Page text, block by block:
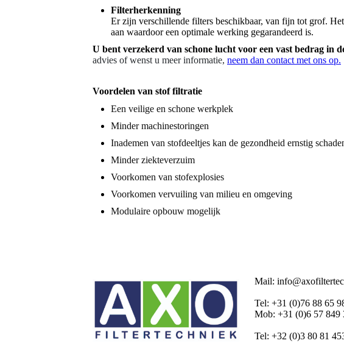
Filterherkenning
Er zijn verschillende filters beschikbaar, van fijn tot grof.
aan waardoor een optimale werking gegarandeerd is.
U bent verzekerd van schone lucht voor een vast bedrag in
advies of wenst u meer informatie, neem dan contact met ons op.
Voordelen van stof filtratie
Een veilige en schone werkplek
Minder machinestoringen
Inademen van stofdeeltjes kan de gezondheid ernstig
Minder ziekteverzuim
Voorkomen van stofexplosies
Voorkomen vervuiling van milieu en omgeving
Modulaire opbouw mogelijk
Mail:
Tel: +31 (0)76 88 65
Mob: +31 (0)6 57 849
Tel: +32 (0)3 80 81